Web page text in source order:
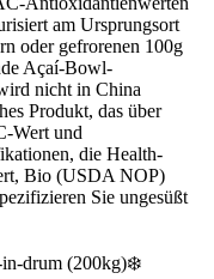
am Ursprungsort
oder gefrorenen 100g
Açaí-Bowl-
nicht in China
Produkt, das über
Wert und
die Health-
Bio (USDA NOP)
Sie ungesüßt
drum (200kg)❄️